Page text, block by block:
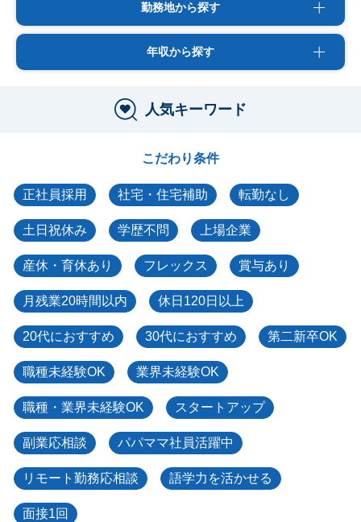
勤務地から探す
年収から探す
人気キーワード
こだわり条件
正社員採用 社宅・住宅補助 転勤なし
土日祝休み 学歴不問 上場企業
産休・育休あり フレックス 賞与あり
月残業20時間以内 休日120日以上
20代におすすめ 30代におすすめ 第二新卒OK
職種未経験OK 業界未経験OK
職種・業界未経験OK スタートアップ
副業応相談 パパママ社員活躍中
リモート勤務応相談 語学力を活かせる
面接1回